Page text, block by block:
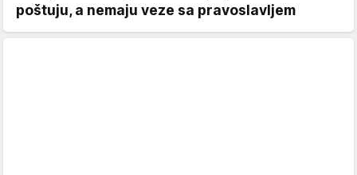
poštuju, a nemaju veze sa pravoslavljem